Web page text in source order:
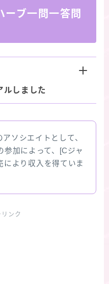
ブ一問一答問
ルしました
ソシエイトとして、
参加によって、[Cジャ
により収入を得ていま
ンク